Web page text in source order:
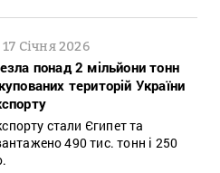
17 Січня 2026
понад 2 мільйони тонн
територій України
стали Єгипет та
490 тис. тонн і 250